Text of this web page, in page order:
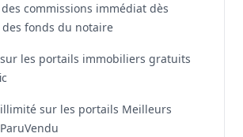
commissions immédiat dès
fonds du notaire
les portails immobiliers gratuits
sur les portails Meilleurs